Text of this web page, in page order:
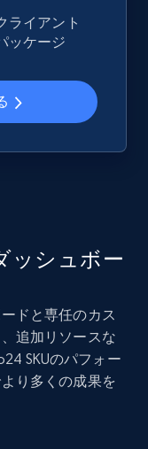
Initial
count, and
ぐ始める
count, and
ぐ始める
-
ライアント
ッケージ
ッシュボー
ドと専任のカス
追加リソースな
SKUのパフォー
り多くの成果を